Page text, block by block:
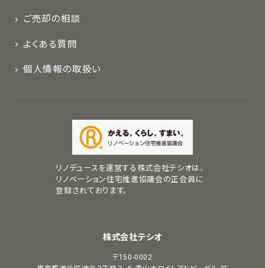
ご売却の相談
よくある質問
個人情報の取扱い
リノデュースを運営する株式会社テシオは、
リノベーション住宅推進協議会の正会員に
登録されております。
株式会社テシオ
〒150-0002